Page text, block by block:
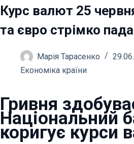
Курс валют 25
та євро стрімко
Марія Тарасенко
Економіка країни
Гривня
Національний
коригує курси